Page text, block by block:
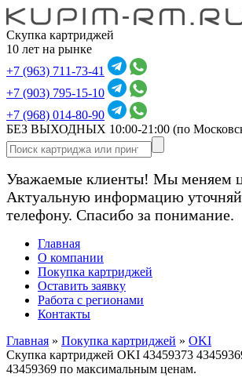
Скупка картриджей
10 лет на рынке
+7 (963) 711-73-41
+7 (903) 795-15-10
+7 (968) 014-80-90
БЕЗ ВЫХОДНЫХ 10:00-21:00 (по
Уважаемые клиенты! Мы меняем
Актуальную информацию
телефону. Спасибо за понимание.
Главная
О компании
Покупка картриджей
Оставить заявку
Работа с регионами
Контакты
Главная » Покупка картриджей » OKI
Скупка картриджей OKI 43459373
43459369 по максимальным ценам.